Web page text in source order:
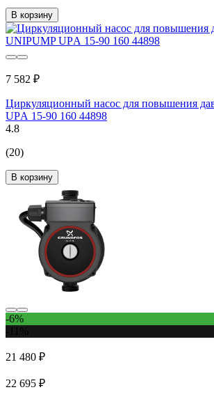
В корзину
7 582 ₽
Циркуляционный насос для повышения
UPА 15-90 160 44898
4.8
(20)
В корзину
-6%
21 480 ₽
22 695 ₽